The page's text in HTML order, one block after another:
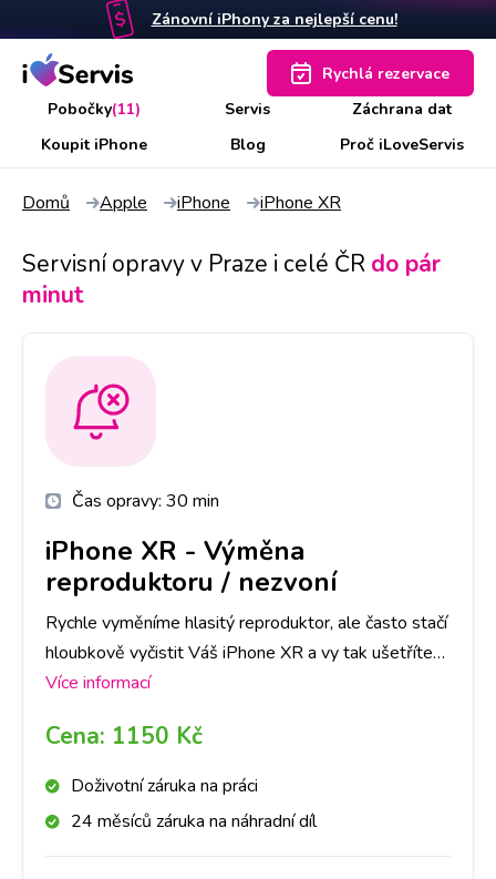
Zánovní iPhony za nejlepší cenu!
Pobočky(11) Servis
Záchrana dat
Koupit iPhone
Blog Proč iLoveServis
Rychlá rezervace
Domů Apple iPhone iPhone XR
Servisní opravy v Praze i celé ČR do pár
minut
Čas opravy: 30 min
iPhone XR - Výměna
reproduktoru / nezvoní
Rychle vyměníme hlasitý reproduktor, ale často stačí
hloubkově vyčistit Váš iPhone XR a vy tak ušetříte
čas i peníze. Doporučujeme si udělat rezervaci nebo
připraven. Reproduktor pak vyčistíme nebo
vyměníme a přístroj bude opět hlasitý.
Více informací
Cena: 1150 Kč
Doživotní záruka na práci
24 měsíců záruka na náhradní díl